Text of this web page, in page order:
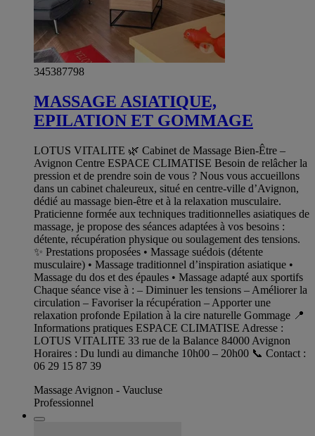
345387798
MASSAGE ASIATIQUE,
EPILATION ET GOMMAGE
LOTUS VITALITE 🌿 Cabinet de Massage Bien-Être –
Avignon Centre ESPACE CLIMATISE Besoin de relâcher la
pression et de prendre soin de vous ? Nous vous accueillons
dans un cabinet chaleureux, situé en centre-ville d’Avignon,
dédié au massage bien-être et à la relaxation musculaire.
Praticienne formée aux techniques traditionnelles asiatiques de
massage, je propose des séances adaptées à vos besoins :
détente, récupération physique ou soulagement des tensions.
✨ Prestations proposées • Massage suédois (détente
musculaire) • Massage traditionnel d’inspiration asiatique •
Massage du dos et des épaules • Massage adapté aux sportifs
Chaque séance vise à : – Diminuer les tensions – Améliorer la
circulation – Favoriser la récupération – Apporter une
relaxation profonde Epilation à la cire naturelle Gommage 📍
Informations pratiques ESPACE CLIMATISE Adresse :
LOTUS VITALITE 33 rue de la Balance 84000 Avignon
Horaires : Du lundi au dimanche 10h00 – 20h00 📞 Contact :
06 29 15 87 39
Massage Avignon - Vaucluse
Professionnel